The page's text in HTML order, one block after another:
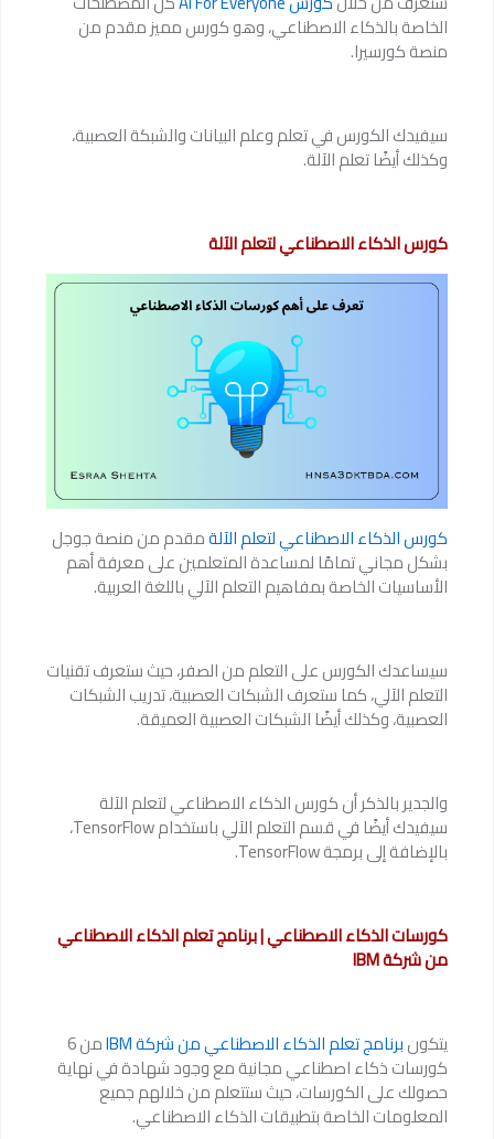
الخاصة بالذكاء الاصطناعي، وهو كورس مميز مقدم من
منصة كورسيرا.
سيفيدك الكورس في تعلم وعلم البيانات والشبكة العصبية،
وكذلك أيضًا تعلم الآلة.
كورس الذكاء الاصطناعي لتعلم الآلة
كورس الذكاء الاصطناعي لتعلم الآلةمقدم من منصة جوجل
بشكل مجاني تمامًا لمساعدة المتعلمين على معرفة أهم
الأساسيات الخاصة بمفاهيم التعلم الآلي باللغة العربية.
سيساعدك الكورس على التعلم من الصفر، حيث ستعرف تقنيات
التعلم الآلي، كما ستعرف الشبكات العصبية، تدريب الشبكات
العصبية، وكذلك أيضًا الشبكات العصبية العميقة.
والجدير بالذكر أن كورس الذكاء الاصطناعي لتعلم الآلة
سيفيدك أيضًا في قسم التعلم الآلي باستخدام TensorFlow،
بالإضافة إلى برمجة TensorFlow.
كورسات الذكاء الاصطناعي | برنامج تعلم الذكاء الاصطناعي
من شركة IBM
يتكونبرنامج تعلم الذكاء الاصطناعي من شركة IBM من 6
كورسات ذكاء اصطناعي مجانية مع وجود شهادة في نهاية
حصولك على الكورسات، حيث ستتعلم من خلالهم جميع
المعلومات الخاصة بتطبيقات الذكاء الاصطناعي.